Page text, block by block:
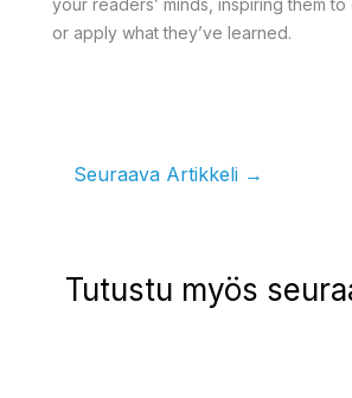
or apply what they’ve learned.
Seuraava Artikkeli →
Tutustu myös